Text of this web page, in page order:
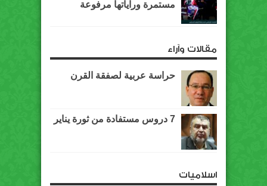
مستمرة وراياتها مرفوعة
مقالات وآراء
حراسة عربية لصفقة القرن
7 دروس مستفادة من ثورة يناير
اسلاميات